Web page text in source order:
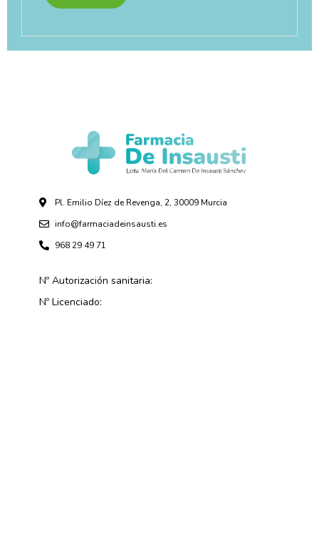
Pl. Emilio Díez de Revenga, 2, 30009 Murcia
info@farmaciadeinsausti.es
968 29 49 71
Nº Autorización sanitaria:
Nº Licenciado: